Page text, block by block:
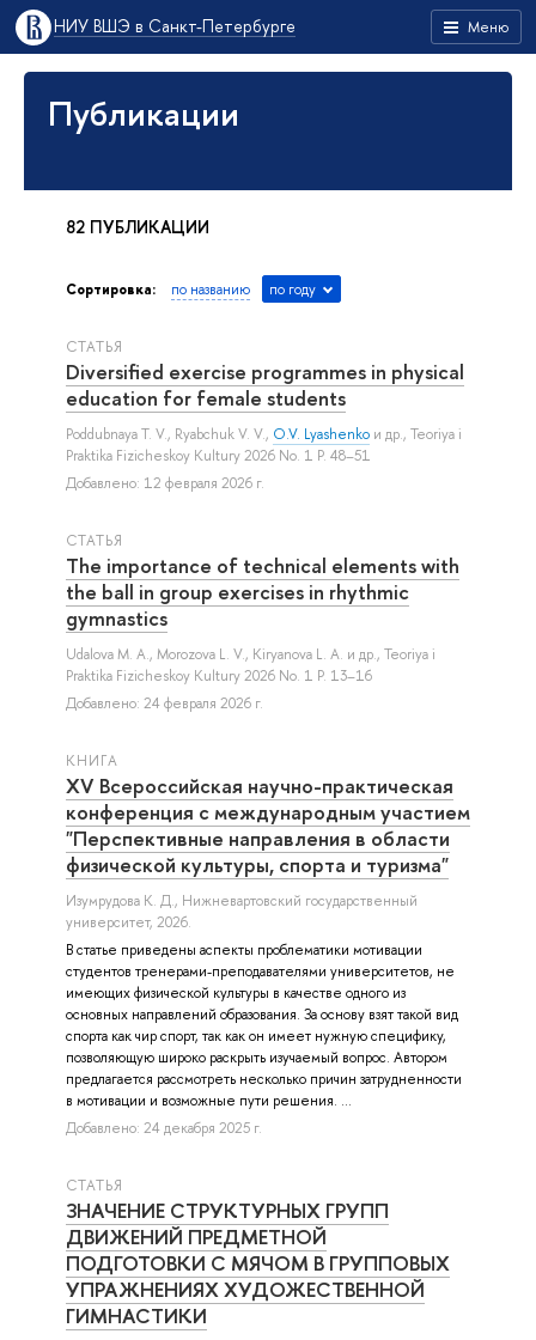
Меню
НИУ ВШЭ в Санкт-Петербурге
Публикации
82 ПУБЛИКАЦИИ
Сортировка: по названию по году
СТАТЬЯ
Diversified exercise programmes in physical
education for female students
Poddubnaya T. V., Ryabchuk V. V., O.V. Lyashenko и др., Teoriya i
Praktika Fizicheskoy Kultury 2026 No. 1 P. 48–51
Добавлено: 12 февраля 2026 г.
СТАТЬЯ
The importance of technical elements with
the ball in group exercises in rhythmic
gymnastics
Udalova M. A., Morozova L. V., Kiryanova L. A. и др., Teoriya i
Praktika Fizicheskoy Kultury 2026 No. 1 P. 13–16
Добавлено: 24 февраля 2026 г.
КНИГА
XV Всероссийская научно-практическая
конференция с международным участием
"Перспективные направления в области
физической культуры, спорта и туризма"
Изумрудова К. Д., Нижневартовский государственный
университет, 2026.
В статье приведены аспекты проблематики мотивации
студентов тренерами-преподавателями университетов, не
имеющих физической культуры в качестве одного из
основных направлений образования. За основу взят такой вид
спорта как чир спорт, так как он имеет нужную специфику,
позволяющую широко раскрыть изучаемый вопрос. Автором
предлагается рассмотреть несколько причин затрудненности
в мотивации и возможные пути решения. ...
Добавлено: 24 декабря 2025 г.
СТАТЬЯ
ЗНАЧЕНИЕ СТРУКТУРНЫХ ГРУПП
ДВИЖЕНИЙ ПРЕДМЕТНОЙ
ПОДГОТОВКИ С МЯЧОМ В ГРУППОВЫХ
УПРАЖНЕНИЯХ ХУДОЖЕСТВЕННОЙ
ГИМНАСТИКИ